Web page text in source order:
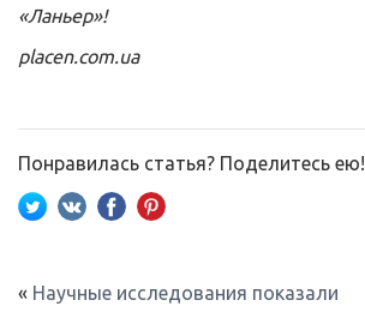
«Ланьер»!
placen.com.ua
Понравилась статья? Поделитесь ею!
« Научные исследования показали